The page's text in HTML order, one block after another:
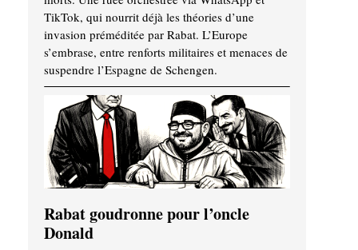
TikTok, qui nourrit déjà les théories d’une
invasion préméditée par Rabat. L’Europe
s’embrase, entre renforts militaires et menaces de
suspendre l’Espagne de Schengen.
Rabat goudronne pour l’oncle
Donald